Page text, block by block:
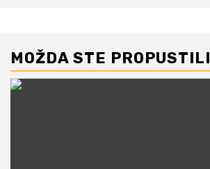
MOŽDA STE PROPUSTILI